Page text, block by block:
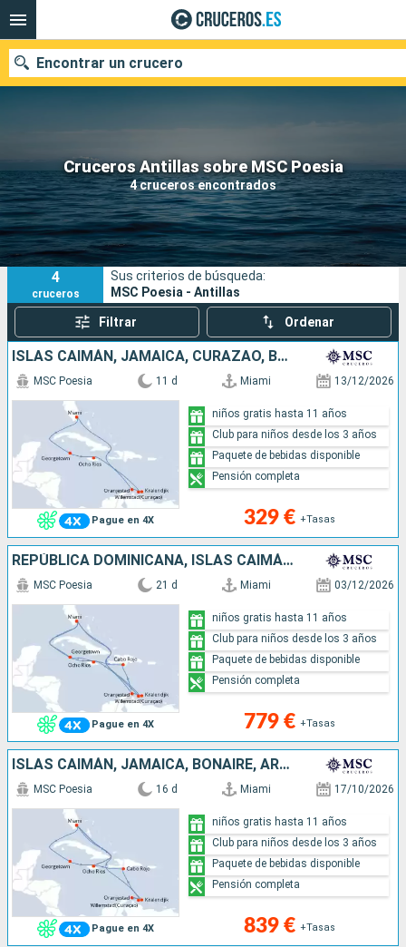
Cruceros Antillas sobre MSC Poesia
4 cruceros encontrados
Encontrar un crucero
Nuestros destinos
Fecha de salida
Puertos Compañías
Buscar
4
cruceros
Sus criterios de búsqueda:
MSC Poesia - Antillas
Filtrar Ordenar
ISLAS CAIMÁN, JAMAICA, CURAZAO, BONAIRE, ARUBA, ESTADOS UNIDOS
Pague en 4X
MSC Poesia 11 d Miami 13/12/2026
329 € +Tasas
niños gratis hasta 11 años
Club para niños desde los 3 años
Paquete de bebidas disponible
Pensión completa
REPÚBLICA DOMINICANA, ISLAS CAIMÁN, JAMAICA, CURAZAO, BONAIRE, ARUBA, ESTADOS UNIDOS
Pague en 4X
MSC Poesia 21 d Miami 03/12/2026
779 € +Tasas
niños gratis hasta 11 años
Club para niños desde los 3 años
Paquete de bebidas disponible
Pensión completa
ISLAS CAIMÁN, JAMAICA, BONAIRE, ARUBA, CURAZAO, REPÚBLICA DOMINICANA, ESTADOS UNIDOS
Pague en 4X
MSC Poesia 16 d Miami 17/10/2026
839 € +Tasas
niños gratis hasta 11 años
Club para niños desde los 3 años
Paquete de bebidas disponible
Pensión completa